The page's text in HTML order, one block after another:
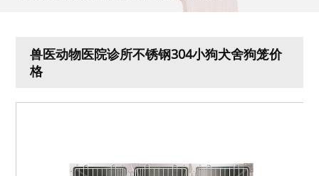
兽医动物医院诊所不锈钢304小狗犬舍狗笼价
格